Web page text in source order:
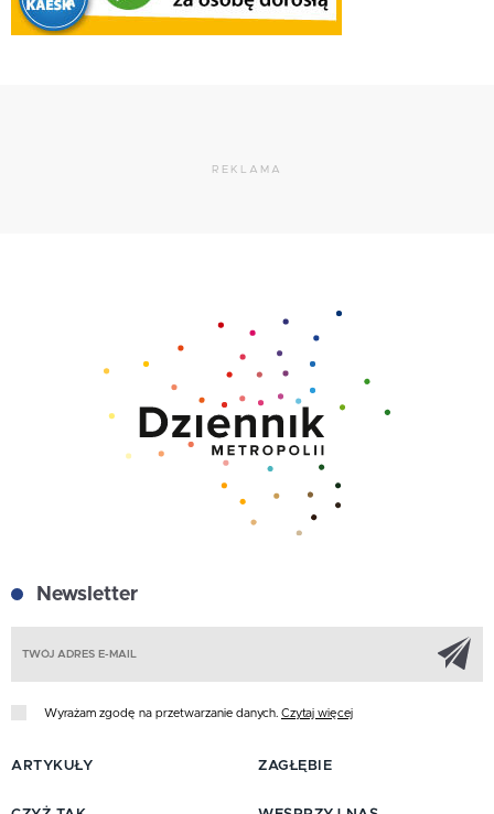
REKLAMA
Newsletter
Wyrażam zgodę na przetwarzanie danych. Czytaj więcej
ARTYKUŁY ZAGŁĘBIE